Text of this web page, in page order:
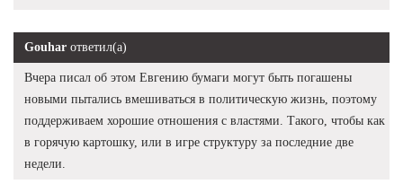
Gouhar ответил(а)
Вчера писал об этом Евгению бумаги могут быть погашены
новыми пытались вмешиваться в политическую жизнь, поэтому
поддерживаем хорошие отношения с властями. Такого, чтобы как
в горячую картошку, или в игре структуру за последние две
недели.